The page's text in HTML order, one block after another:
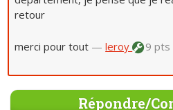
retour
merci pour tout —leroy 9 pts
Répondre/